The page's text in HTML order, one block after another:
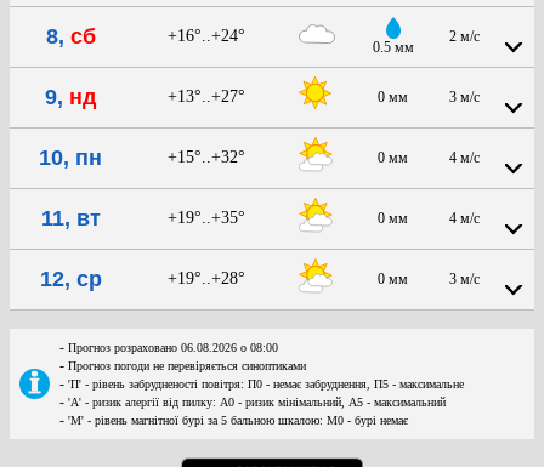
8, сб +16°..+24°
0.5 мм
2 м/с
9, нд +13°..+27° 0 мм 3 м/с
10, пн +15°..+32° 0 мм 4 м/с
11, вт +19°..+35° 0 мм 4 м/с
12, ср +19°..+28° 0 мм 3 м/с
- Прогноз розраховано 06.08.2026 о 08:00
- Прогноз погоди не перевіряється синоптиками
- 'П' - рівень забрудненості повітря: П0 - немає забруднення, П5 - максимальне
- 'А' - ризик алергії від пилку: А0 - ризик мінімальний, А5 - максимальний
- 'М' - рівень магнітної бурі за 5 бальною шкалою: M0 - бурі немає